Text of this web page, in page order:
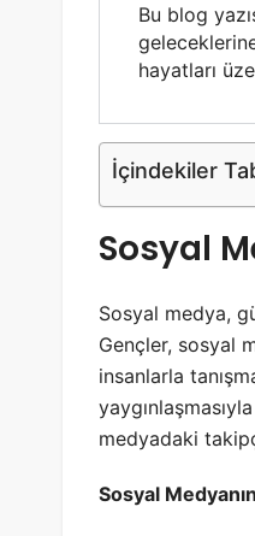
Bu blog
hayatları
İçindekiler
Sosyal
Sosyal medya,
Gençler, sosyal
insanlarla
medyadaki
Sosyal